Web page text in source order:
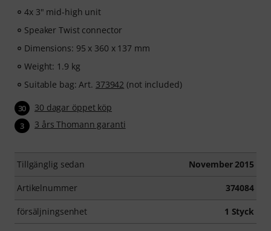
4x 3" mid-high unit
Speaker Twist connector
Dimensions: 95 x 360 x 137 mm
Weight: 1.9 kg
Suitable bag: Art. 373942 (not included)
30 30 dagar öppet köp
3 3 års Thomann garanti
Tillgänglig sedan November 2015
Artikelnummer 374084
försäljningsenhet 1 Styck